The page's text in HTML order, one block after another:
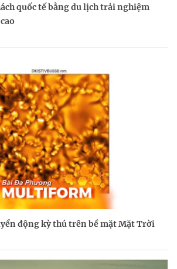
quốc tế bằng du lịch trải nghiệm
động kỳ thú trên bề mặt Mặt Trời